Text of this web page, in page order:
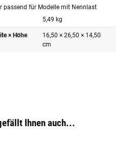
passend für Modelle mit Nennlast
5,49 kg
× Höhe
16,50 × 26,50 × 14,50
cm
Ihnen auch...